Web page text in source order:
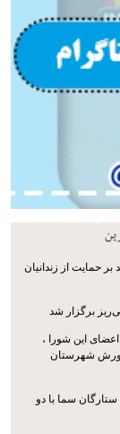
حمایت از زندانیان
برگزار شد
این شورا ،
پرورش شهرستان
ستارگان سما با دو